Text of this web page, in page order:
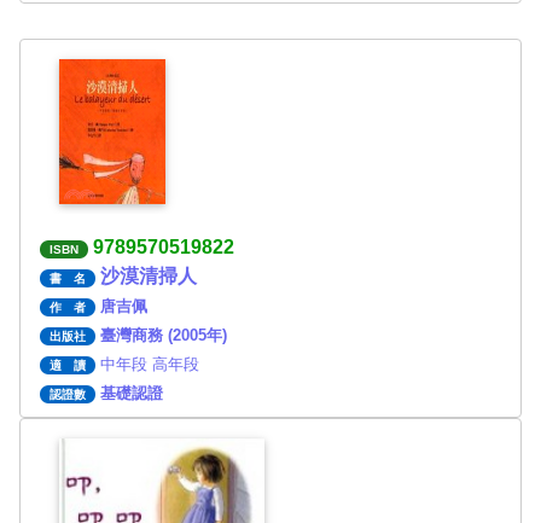
ISBN 9789570519822
書 名 沙漠清掃人
作 者 唐吉佩
出版社 臺灣商務 (2005年)
適 讀 中年段 高年段
認證數 基礎認證